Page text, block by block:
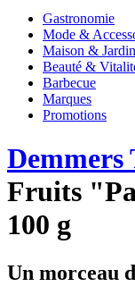
Gastronomie
Mode &
Maison & Jardin
Beauté &
Barbecue
Marques
Promotions
Demmers
Fruits
100 g
Un morceau